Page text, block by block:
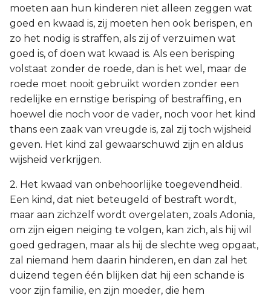
moeten aan hun kinderen niet alleen zeggen wat
goed en kwaad is, zij moeten hen ook berispen, en
zo het nodig is straffen, als zij of verzuimen wat
goed is, of doen wat kwaad is. Als een berisping
volstaat zonder de roede, dan is het wel, maar de
roede moet nooit gebruikt worden zonder een
redelijke en ernstige berisping of bestraffing, en
hoewel die noch voor de vader, noch voor het kind
thans een zaak van vreugde is, zal zij toch wijsheid
geven. Het kind zal gewaarschuwd zijn en aldus
wijsheid verkrijgen.
2. Het kwaad van onbehoorlijke toegevendheid.
Een kind, dat niet beteugeld of bestraft wordt,
maar aan zichzelf wordt overgelaten, zoals Adonia,
om zijn eigen neiging te volgen, kan zich, als hij wil
goed gedragen, maar als hij de slechte weg opgaat,
zal niemand hem daarin hinderen, en dan zal het
duizend tegen één blijken dat hij een schande is
voor zijn familie, en zijn moeder, die hem